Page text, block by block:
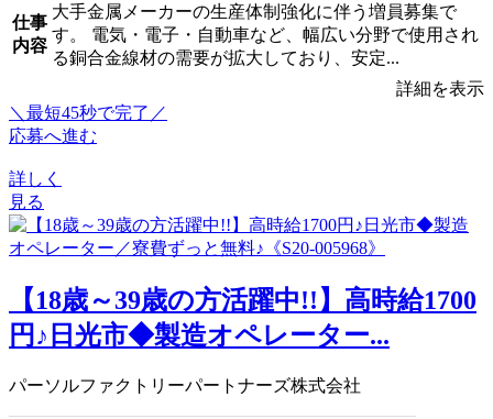
仕事
内容
大手金属メーカーの生産体制強化に伴う増員募集で
す。 電気・電子・自動車など、幅広い分野で使用され
る銅合金線材の需要が拡大しており、安定...
詳細を表示
＼最短45秒で完了／
応募へ進む
詳しく
見る
【18歳～39歳の方活躍中!!】高時給1700
円♪日光市◆製造オペレーター...
パーソルファクトリーパートナーズ株式会社